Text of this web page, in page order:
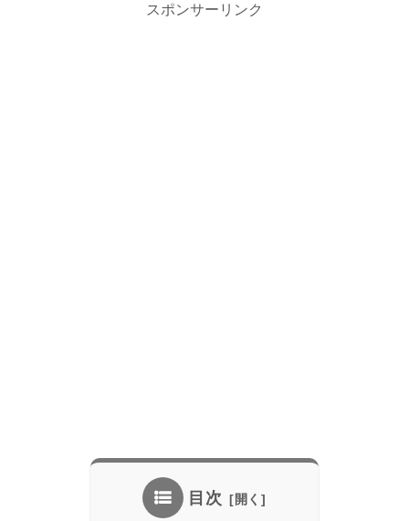
スポンサーリンク
目次